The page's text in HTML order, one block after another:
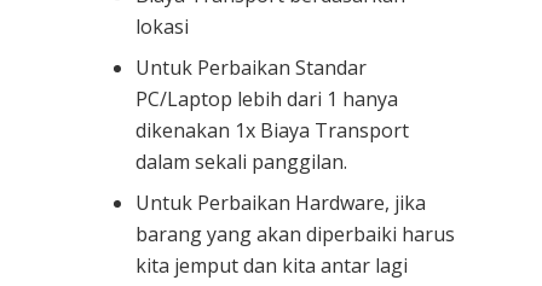
lokasi
Untuk Perbaikan Standar
PC/Laptop lebih dari 1 hanya
dikenakan 1x Biaya Transport
dalam sekali panggilan.
Untuk Perbaikan Hardware, jika
barang yang akan diperbaiki harus
kita jemput dan kita antar lagi